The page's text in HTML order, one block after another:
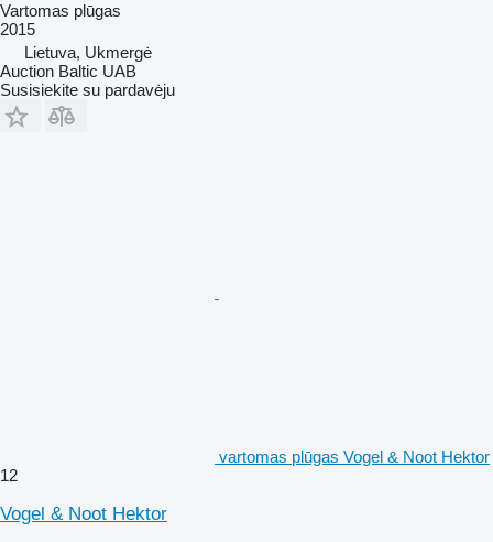
Vartomas plūgas
2015
Lietuva, Ukmergė
Auction Baltic UAB
Susisiekite su pardavėju
vartomas plūgas Vogel & Noot Hektor
12
Vogel & Noot Hektor